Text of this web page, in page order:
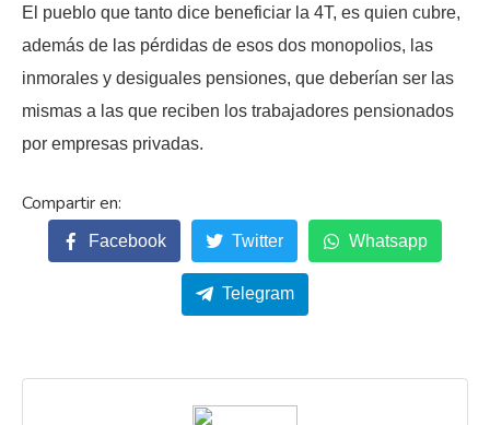
El pueblo que tanto dice beneficiar la 4T, es quien cubre,
además de las pérdidas de esos dos monopolios, las
inmorales y desiguales pensiones, que deberían ser las
mismas a las que reciben los trabajadores pensionados
por empresas privadas.
Facebook Twitter Whatsapp
Telegram